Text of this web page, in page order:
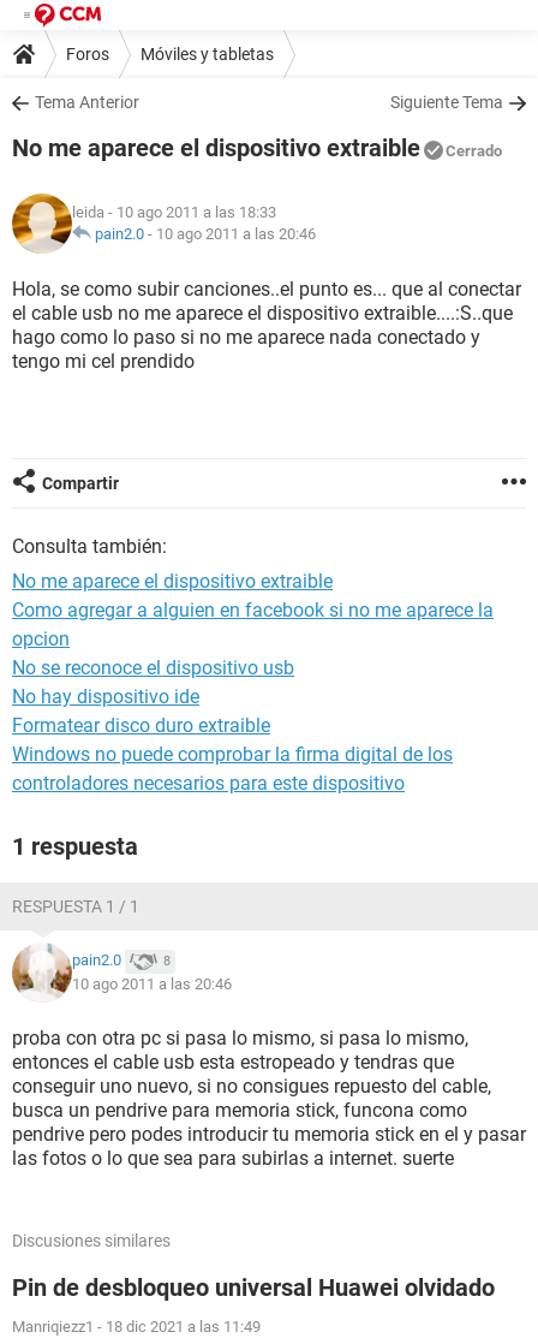
Foros Móviles y tabletas
Tema Anterior Siguiente Tema
No me aparece el dispositivo extraible Cerrado
leida - 10 ago 2011 a las 18:33
pain2.0 - 10 ago 2011 a las 20:46
Hola, se como subir canciones..el punto es... que al conectar
el cable usb no me aparece el dispositivo extraible....:S..que
hago como lo paso si no me aparece nada conectado y
tengo mi cel prendido
Compartir
Consulta también:
No me aparece el dispositivo extraible
Como agregar a alguien en facebook si no me aparece la
opcion
No se reconoce el dispositivo usb
No hay dispositivo ide
Formatear disco duro extraible
Windows no puede comprobar la firma digital de los
controladores necesarios para este dispositivo
1 respuesta
RESPUESTA 1 / 1
pain2.0 8
10 ago 2011 a las 20:46
proba con otra pc si pasa lo mismo, si pasa lo mismo,
entonces el cable usb esta estropeado y tendras que
conseguir uno nuevo, si no consigues repuesto del cable,
busca un pendrive para memoria stick, funcona como
pendrive pero podes introducir tu memoria stick en el y pasar
las fotos o lo que sea para subirlas a internet. suerte
Discusiones similares
Pin de desbloqueo universal Huawei olvidado
Manriqiezz1 - 18 dic 2021 a las 11:49